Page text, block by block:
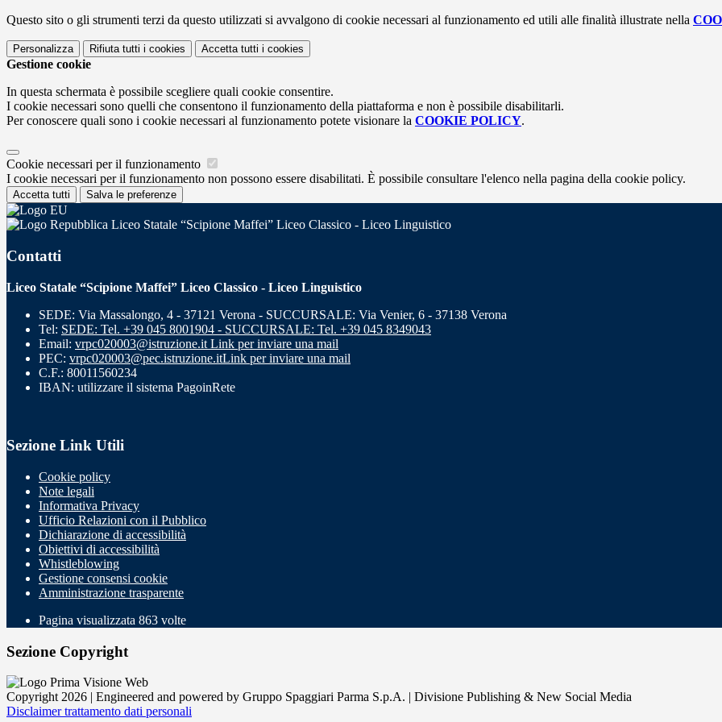
Questo sito o gli strumenti terzi da questo utilizzati si avvalgono di cookie necessari al funzionamento ed utili alle finalità illustrate nella
Personalizza Rifiuta tutti i cookies Accetta tutti i cookies
Gestione cookie
In questa schermata è possibile scegliere quali cookie consentire.
I cookie necessari sono quelli che consentono il funzionamento della piattaforma e non è possibile disabilitarli.
Per conoscere quali sono i cookie necessari al funzionamento potete visionare la COOKIE POLICY.
Cookie necessari per il funzionamento
I cookie necessari per il funzionamento non possono essere disabilitati. È possibile consultare l'elenco nella pagina della cookie policy.
Accetta tutti Salva le preferenze
Liceo Statale “Scipione Maffei” Liceo Classico - Liceo Linguistico
Contatti
Liceo Statale “Scipione Maffei” Liceo Classico - Liceo Linguistico
SEDE: Via Massalongo, 4 - 37121 Verona - SUCCURSALE: Via Venier, 6 - 37138 Verona
Tel: SEDE: Tel. +39 045 8001904 - SUCCURSALE: Tel. +39 045 8349043
Email: vrpc020003@istruzione.it Link per inviare una mail
PEC: vrpc020003@pec.istruzione.itLink per inviare una mail
C.F.: 80011560234
IBAN: utilizzare il sistema PagoinRete
Sezione Link Utili
Cookie policy
Note legali
Informativa Privacy
Ufficio Relazioni con il Pubblico
Dichiarazione di accessibilità
Obiettivi di accessibilità
Whistleblowing
Gestione consensi cookie
Amministrazione trasparente
Pagina visualizzata 863 volte
Sezione Copyright
Copyright 2026 | Engineered and powered by Gruppo Spaggiari Parma S.p.A. | Divisione Publishing & New Social Media
Disclaimer trattamento dati personali